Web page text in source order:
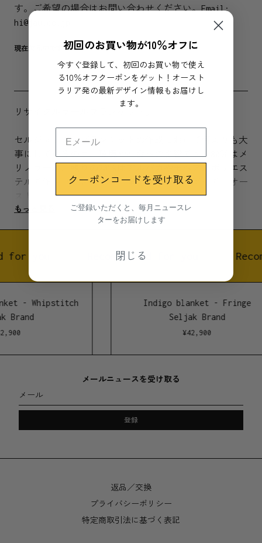
す。ご希望の場合はお問い合わせください。Email:
hi@jau.co.jp
現在欠品中です。
リサイクルウールブランケット。
セルジャックがブランケットの作成において何よりも大
事にしているのは、環境や社会への影響です。80％はメ
リノウール、残りの20％はアルパカやモヘア、ポリエス
テルで作られております。全てリサイクル素材で、オー
ストラリア製です。
Original blanket は高級で耐久性のある毛布で、アウ
ての用途としてご利用できます。当製品は他の製品の加
つ色や触り心地などが微妙に異なります。
- 190cm x 152cm
- 無染色、かがり縫いまたはフリンジ
- 70% リサイクルメリノウール
- オーストラリア タスマニア製
- 再利用品 長持ち 道徳的
セルジャックブランドの環境に優しいブランケットは耐
が最も効果的で環境に優しい方法です。シミや汚れが付
着した場合は、ぬるい石鹸水で染み抜きを行なってくだ
さい。洗濯機を使わないことで長持ちし、電気や水の消
もっと見る
for you Recommended for you
- Whipstitch
Brand
Indigo blanket - Fringe
Seljak Brand
¥42,900
メールニュースを受け取る
メール
登録
返品／交換
プライバシーポリシー
特定商取引法に基づく表記
初回のお買い物が10％オフに
今すぐ登録して、初回のお買い物で使え
る10％オフクーポンをゲット！オースト
ラリア発の最新デザイン情報もお届けし
ます。
クーポンコードを受け取る
ご登録いただくと、毎月ニュースレ
ターをお届けします
閉じる